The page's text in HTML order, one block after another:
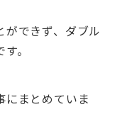
ができず、ダブル
。
にまとめていま